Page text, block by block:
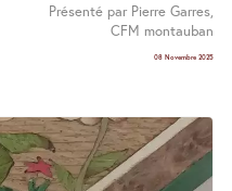
Présenté par Pierre Garres,
CFM montauban
08 Novembre 2025